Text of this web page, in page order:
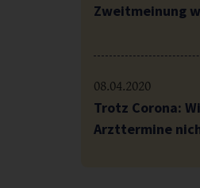
Zweitmeinung
08.04.2020
Trotz Corona:
Arzttermine